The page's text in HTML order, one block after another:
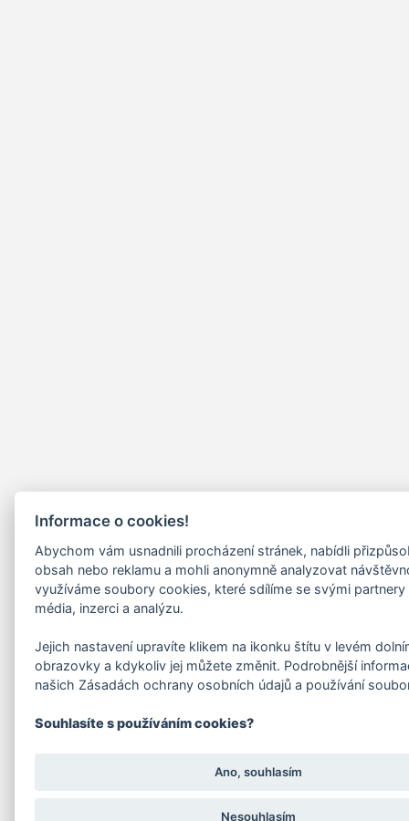
Informace o cookies!
Abychom vám usnadnili procházení stránek, nabídli
obsah nebo reklamu a mohli anonymně analyzovat
využíváme soubory cookies, které sdílíme se svými
média, inzerci a analýzu.
Jejich nastavení upravíte klikem na ikonku štítu v levém
obrazovky a kdykoliv jej můžete změnit. Podrobnější
našich Zásadách ochrany osobních údajů a používání
Souhlasíte s používáním cookies?
Ano, souhlasím
Nesouhlasím